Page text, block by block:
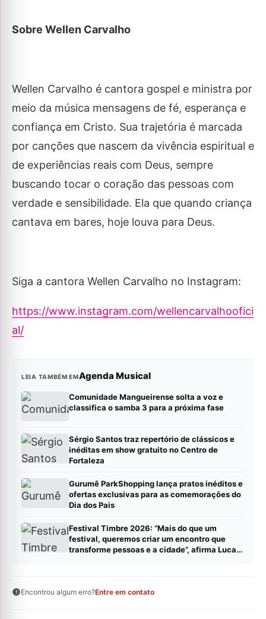
Sobre Wellen Carvalho
Wellen Carvalho é cantora gospel e ministra por
meio da música mensagens de fé, esperança e
confiança em Cristo. Sua trajetória é marcada
por canções que nascem da vivência espiritual e
de experiências reais com Deus, sempre
buscando tocar o coração das pessoas com
verdade e sensibilidade. Ela que quando criança
cantava em bares, hoje louva para Deus.
Siga a cantora Wellen Carvalho no Instagram:
https://www.instagram.com/wellencarvalhoofici
al/
LEIA TAMBÉM EMAgenda Musical
Comunidade Mangueirense solta a voz e
classifica o samba 3 para a próxima fase
Sérgio Santos traz repertório de clássicos e
inéditas em show gratuito no Centro de
Fortaleza
Gurumê ParkShopping lança pratos inéditos e
ofertas exclusivas para as comemorações do
Dia dos Pais
Festival Timbre 2026: “Mais do que um
festival, queremos criar um encontro que
transforme pessoas e a cidade”, afirma Lucas
Encontrou algum erro?Entre em contato